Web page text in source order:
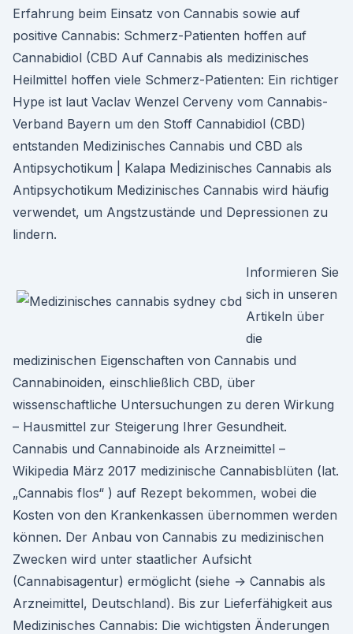
Erfahrung beim Einsatz von Cannabis sowie auf
positive Cannabis: Schmerz-Patienten hoffen auf
Cannabidiol (CBD Auf Cannabis als medizinisches
Heilmittel hoffen viele Schmerz-Patienten: Ein richtiger
Hype ist laut Vaclav Wenzel Cerveny vom Cannabis-
Verband Bayern um den Stoff Cannabidiol (CBD)
entstanden Medizinisches Cannabis und CBD als
Antipsychotikum | Kalapa Medizinisches Cannabis als
Antipsychotikum Medizinisches Cannabis wird häufig
verwendet, um Angstzustände und Depressionen zu
lindern.
Informieren Sie
sich in unseren
Artikeln über
die
medizinischen Eigenschaften von Cannabis und
Cannabinoiden, einschließlich CBD, über
wissenschaftliche Untersuchungen zu deren Wirkung
– Hausmittel zur Steigerung Ihrer Gesundheit.
Cannabis und Cannabinoide als Arzneimittel –
Wikipedia März 2017 medizinische Cannabisblüten (lat.
„Cannabis flos“ ) auf Rezept bekommen, wobei die
Kosten von den Krankenkassen übernommen werden
können. Der Anbau von Cannabis zu medizinischen
Zwecken wird unter staatlicher Aufsicht
(Cannabisagentur) ermöglicht (siehe → Cannabis als
Arzneimittel, Deutschland). Bis zur Lieferfähigkeit aus
Medizinisches Cannabis: Die wichtigsten Änderungen